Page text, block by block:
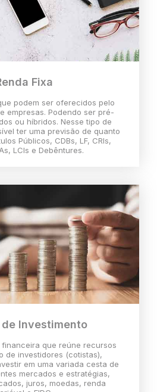
Fixa
podem ser oferecidos pelo
empresas. Podendo ser pré-
ou híbridos. Nesse tipo de
ter uma previsão de quanto
Públicos, CDBs, LF, CRIs,
LCIs e Debêntures.
de Investimento
que reúne recursos
de investidores (cotistas),
em uma variada cesta de
mercados e estratégias,
juros, moedas, renda